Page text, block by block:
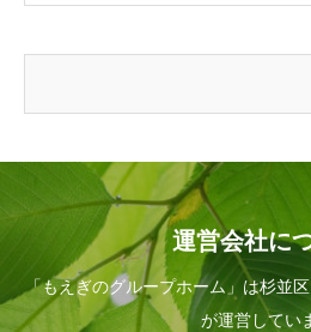
運営会社に
「もえぎのグループホーム」は杉並
が運営してい